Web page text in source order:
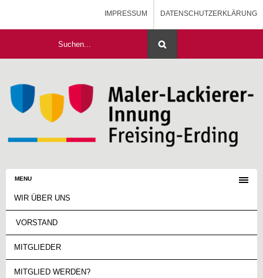
DATENSCHUTZERKLÄRUNG
IMPRESSUM
MALERAUSBILDUNG - BLOG
MENU
WIR ÜBER UNS
VORSTAND
MITGLIEDER
MITGLIED WERDEN?